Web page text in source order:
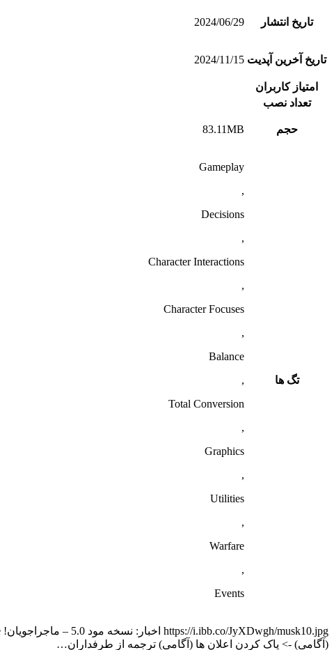
تاریخ انتشار 2024/06/29
تاریخ آخرین آپدیت 2024/11/15
امتیاز کاربران
تعداد نصب
حجم 83.11MB
تگ ها
Gameplay
,
Decisions
,
Character Interactions
,
Character Focuses
,
Balance
,
Total Conversion
,
Graphics
,
Utilities
,
Warfare
,
Events
(آگامی) -> پاک کردن اعلان ها (آگامی) ترجمه از طرفداران…